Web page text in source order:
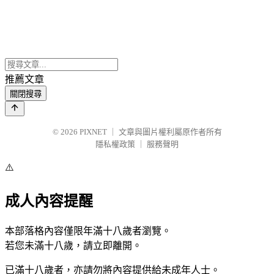
推薦文章
關閉搜尋
© 2026 PIXNET
文章與圖片權利屬原作者所有
隱私權政策
服務聲明
⚠️
成人內容提醒
本部落格內容僅限年滿十八歲者瀏覽。
若您未滿十八歲，請立即離開。
已滿十八歲者，亦請勿將內容提供給未成年人士。